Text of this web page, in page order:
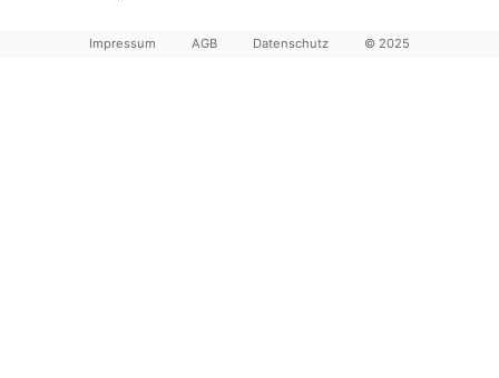
Impressum AGB Datenschutz © 2025